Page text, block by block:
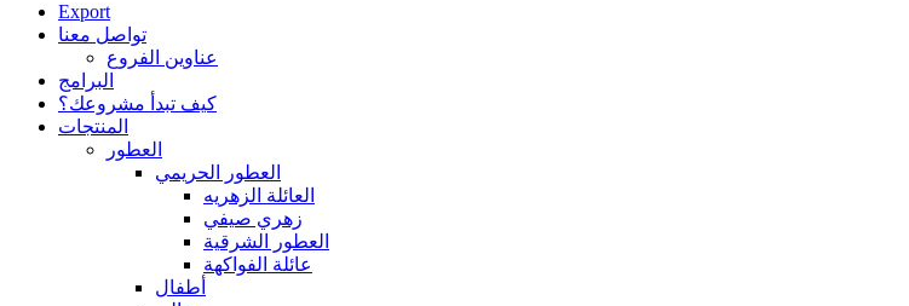
Export
تواصل معنا
عناوين الفروع
البرامج
كيف تبدأ مشروعك؟
المنتجات
العطور
العطور الحريمي
العائلة الزهريه
زهري صيفي
العطور الشرقية
عائلة الفواكهة
أطفال